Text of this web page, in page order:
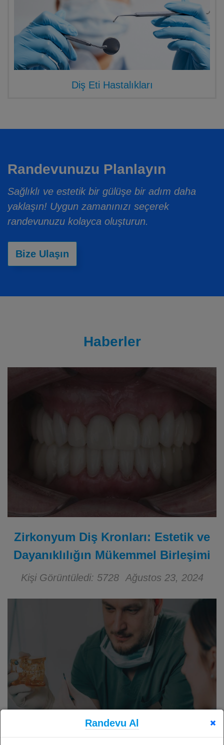
Diş Eti Hastalıkları
Randevunuzu Planlayın
Sağlıklı ve estetik bir gülüşe bir adım daha
yaklaşın! Uygun zamanınızı seçerek
randevunuzu kolayca oluşturun.
Bize Ulaşın
Haberler
Zirkonyum Diş Kronları: Estetik ve
Dayanıklılığın Mükemmel Birleşimi
Kişi Görüntüledi: 5728 Ağustos 23, 2024
Randevu Al